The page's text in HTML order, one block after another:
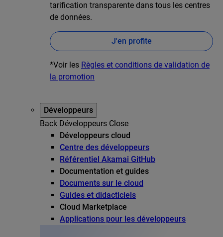
tarification transparente dans tous les centres
de données.
J'en profite
*Voir les Règles et conditions de validation de
la promotion
Développeurs
Back Développeurs Close
Développeurs cloud
Centre des développeurs
Référentiel Akamai GitHub
Documentation et guides
Documents sur le cloud
Guides et didacticiels
Cloud Marketplace
Applications pour les développeurs